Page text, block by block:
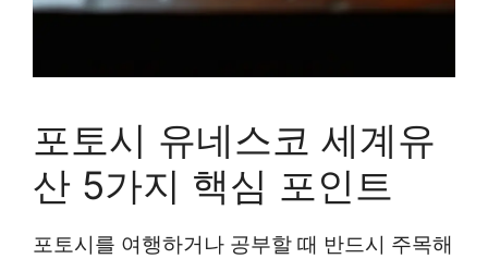
포토시 유네스코 세계유
산 5가지 핵심 포인트
포토시를 여행하거나 공부할 때 반드시 주목해